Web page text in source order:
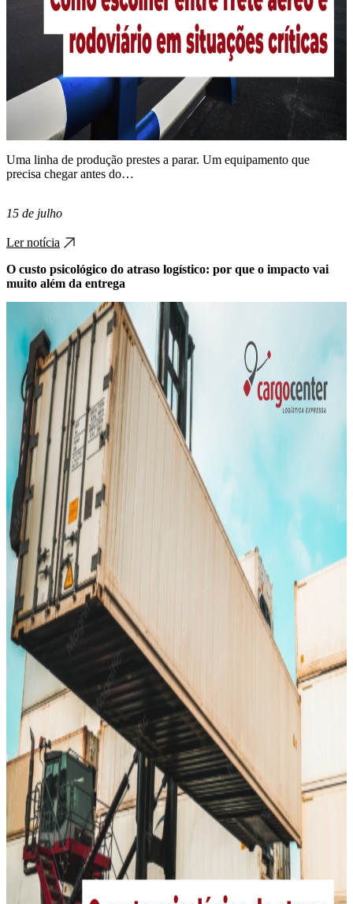
Uma linha de produção prestes a parar. Um equipamento que
precisa chegar antes do…
15 de julho
Ler notícia
O custo psicológico do atraso logístico: por que o impacto vai
muito além da entrega